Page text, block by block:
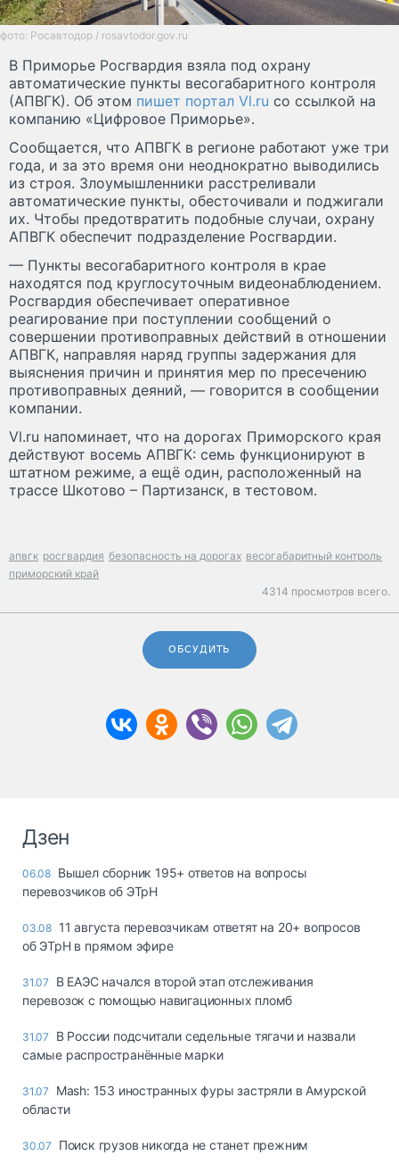
фото: Росавтодор / rosavtodor.gov.ru
В Приморье Росгвардия взяла под охрану
автоматические пункты весогабаритного контроля
(АПВГК). Об этом пишет портал Vl.ru со ссылкой на
компанию «Цифровое Приморье».
Сообщается, что АПВГК в регионе работают уже три
года, и за это время они неоднократно выводились
из строя. Злоумышленники расстреливали
автоматические пункты, обесточивали и поджигали
их. Чтобы предотвратить подобные случаи, охрану
АПВГК обеспечит подразделение Росгвардии.
— Пункты весогабаритного контроля в крае
находятся под круглосуточным видеонаблюдением.
Росгвардия обеспечивает оперативное
реагирование при поступлении сообщений о
совершении противоправных действий в отношении
АПВГК, направляя наряд группы задержания для
выяснения причин и принятия мер по пресечению
противоправных деяний, — говорится в сообщении
компании.
Vl.ru напоминает, что на дорогах Приморского края
действуют восемь АПВГК: семь функционируют в
штатном режиме, а ещё один, расположенный на
трассе Шкотово – Партизанск, в тестовом.
апвгк росгвардия безопасность на дорогах весогабаритный контроль
приморский край
4314 просмотров всего.
ОБСУДИТЬ
Дзен
06.08 Вышел сборник 195+ ответов на вопросы
перевозчиков об ЭТрН
03.08 11 августа перевозчикам ответят на 20+ вопросов
об ЭТрН в прямом эфире
31.07
В ЕАЭС начался второй этап отслеживания
перевозок с помощью навигационных пломб
31.07
В России подсчитали седельные тягачи и назвали
самые распространённые марки
31.07
Mash: 153 иностранных фуры застряли в Амурской
области
30.07 Поиск грузов никогда не станет прежним